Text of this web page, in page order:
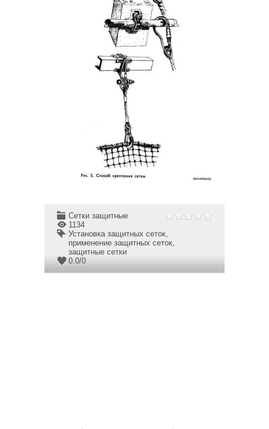
Сетки защитные
1134
Установка защитных сеток,
применение защитных сеток,
защитные сетки
0.0/0